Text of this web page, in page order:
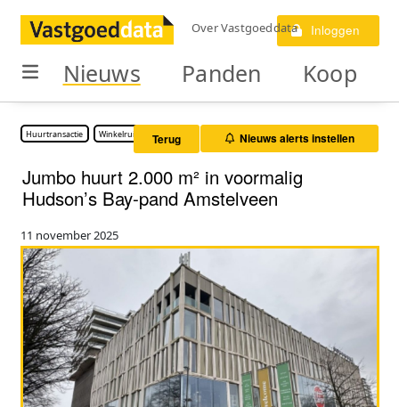
Over Vastgoeddata Inloggen
Nieuws Panden Koop
Huurtransactie Winkelruimte Terug Nieuws alerts instellen
Jumbo huurt 2.000 m² in voormalig
Hudson’s Bay-pand Amstelveen
11 november 2025